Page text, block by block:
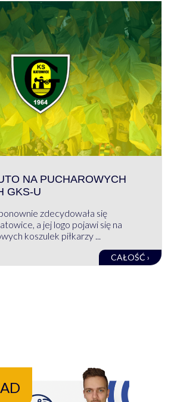
NA PUCHAROWYCH
GKS-U
zdecydowała się
a jej logo pojawi się na
koszulek piłkarzy ...
CAŁOŚĆ ›